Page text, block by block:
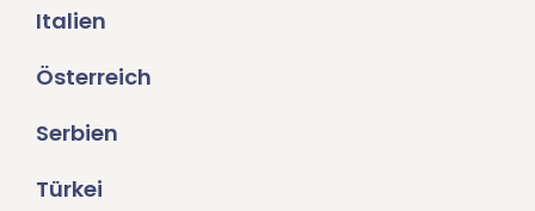
Italien
Österreich
Serbien
Türkei